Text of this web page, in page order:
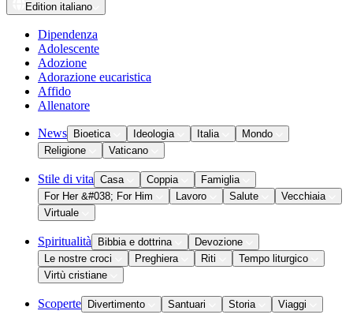
Edition italiano
Dipendenza
Adolescente
Adozione
Adorazione eucaristica
Affido
Allenatore
News Bioetica Ideologia Italia
Mondo
Religione
Vaticano
Stile di vita Casa Coppia
Famiglia
For Her &#038; For Him
Lavoro Salute
Vecchiaia
Virtuale
Spiritualità Bibbia e dottrina
Devozione
Le nostre croci
Preghiera Riti
Tempo liturgico
Virtù cristiane
Scoperte Divertimento Santuari Storia Viaggi